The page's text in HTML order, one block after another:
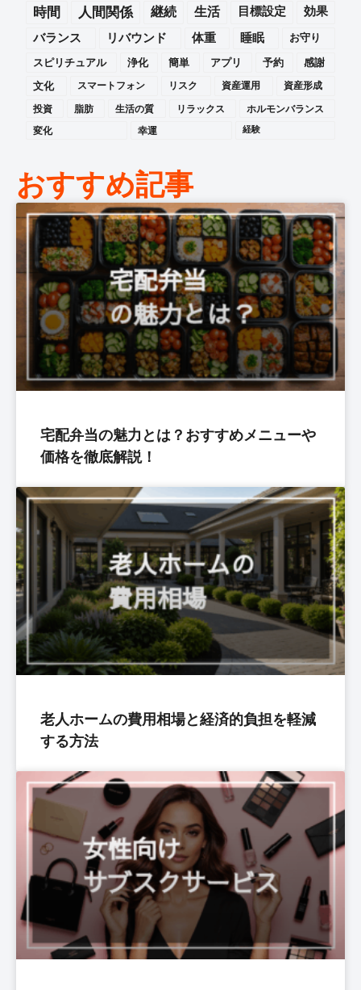
時間 人間関係 継続 生活 目標設定
効果
バランス
リバウンド 体重 睡眠
お守り
スピリチュアル
浄化 簡単 アプリ 予約
感謝
文化
スマートフォン リスク 資産運用
資産形成
投資
脂肪 生活の質 リラックス
ホルモンバランス
変化
幸運 経験
おすすめ記事
宅配弁当の魅力とは？おすすめメニューや
価格を徹底解説！
老人ホームの費用相場と経済的負担を軽減
する方法